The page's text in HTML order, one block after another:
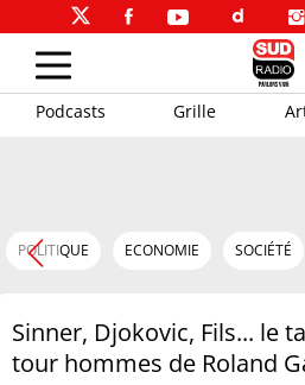
Podcasts Grille
POLITIQUE ECONOMIE SOCIÉTÉ
Sinner, Djokovic, Fils... le
tour hommes de Roland